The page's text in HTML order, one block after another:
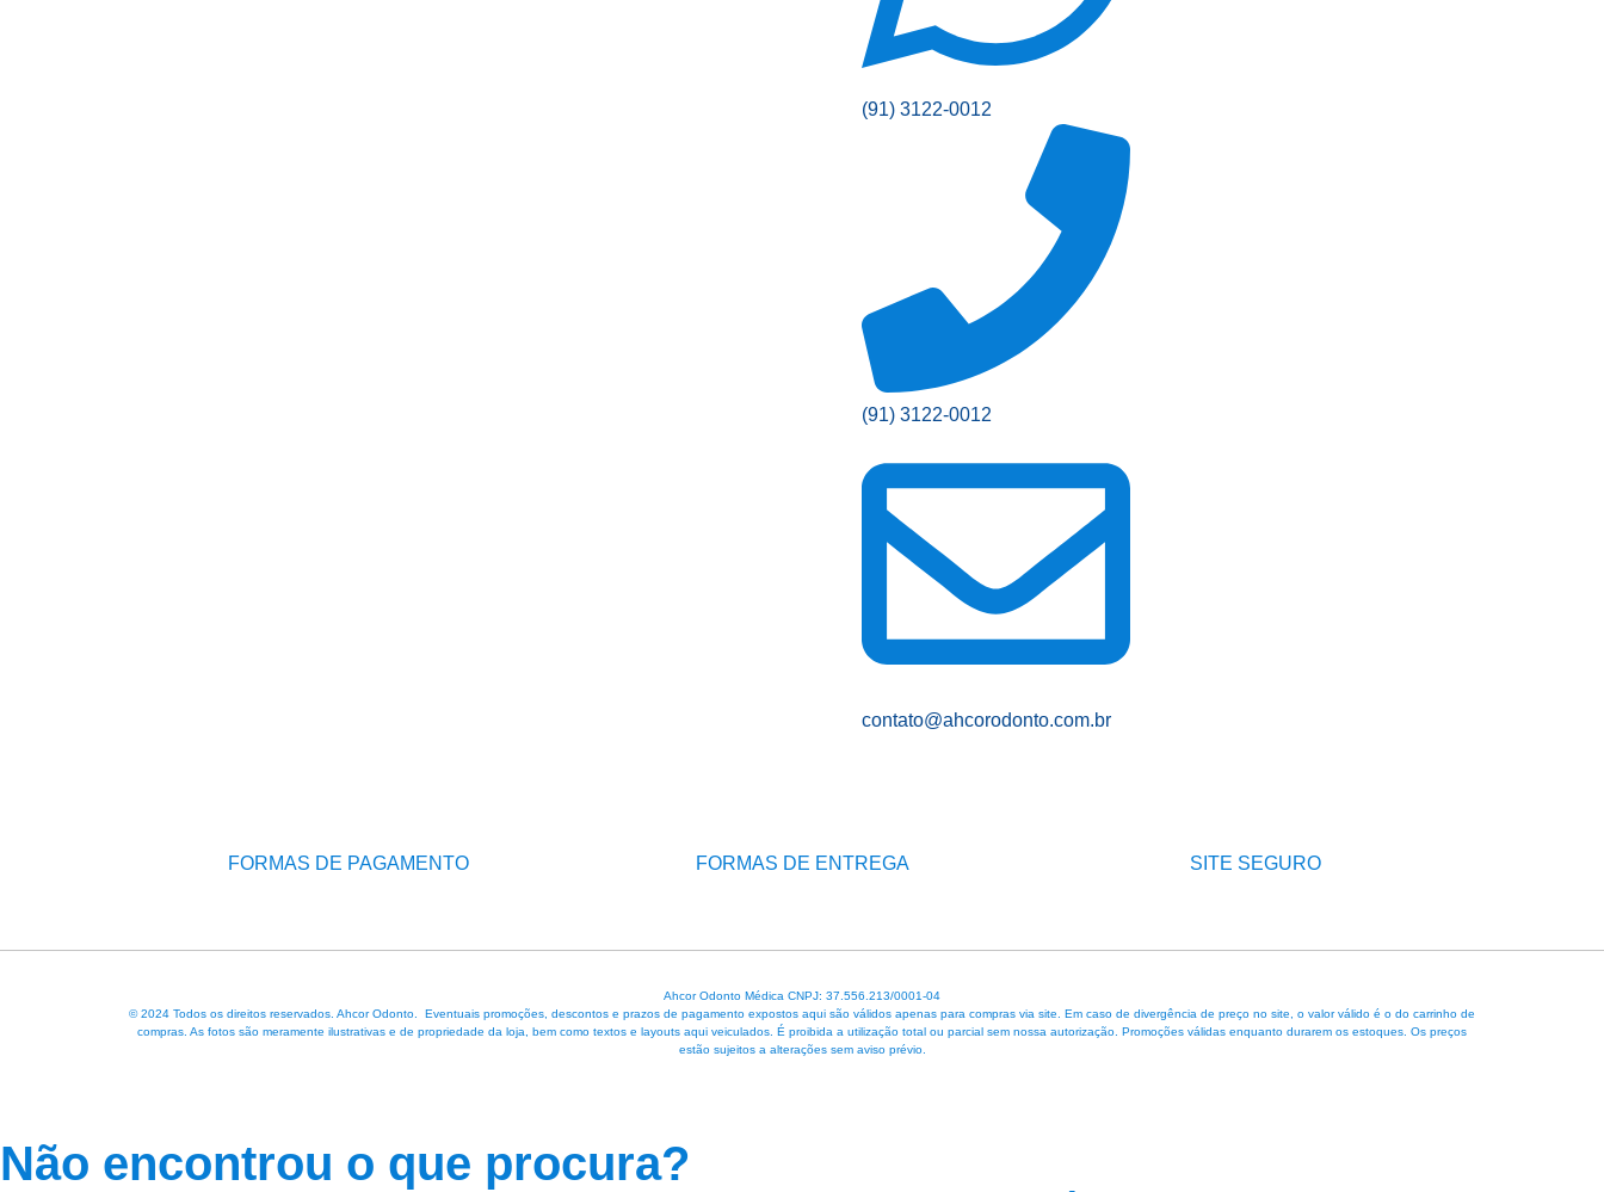
(91) 3122-0012
(91) 3122-0012
contato@ahcorodonto.com.br
FORMAS DE PAGAMENTO FORMAS DE ENTREGA SITE SEGURO
Ahcor Odonto Médica CNPJ: 37.556.213/0001-04
© 2024 Todos os direitos reservados. Ahcor Odonto. Eventuais promoções, descontos e prazos de pagamento expostos aqui são válidos apenas para compras via site. Em caso de divergência de preço no site, o valor válido é o do carrinho de
compras. As fotos são meramente ilustrativas e de propriedade da loja, bem como textos e layouts aqui veiculados. É proibida a utilização total ou parcial sem nossa autorização. Promoções válidas enquanto durarem os estoques. Os preços
estão sujeitos a alterações sem aviso prévio.
Não encontrou o que procura?